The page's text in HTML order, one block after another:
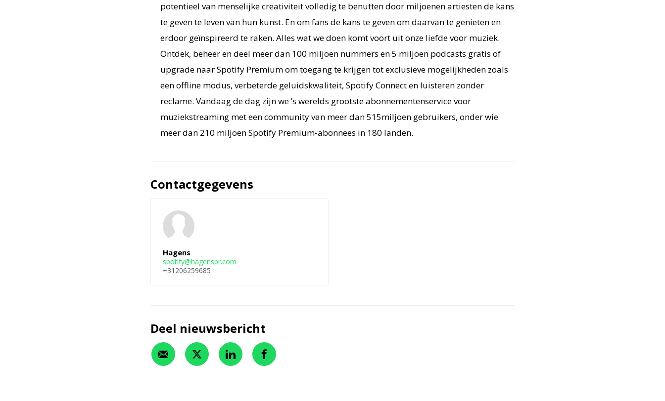
potentieel van menselijke creativiteit volledig te benutten door miljoenen artiesten de kans
te geven te leven van hun kunst. En om fans de kans te geven om daarvan te genieten en
erdoor geïnspireerd te raken. Alles wat we doen komt voort uit onze liefde voor muziek.
Ontdek, beheer en deel meer dan 100 miljoen nummers en 5 miljoen podcasts gratis of
upgrade naar Spotify Premium om toegang te krijgen tot exclusieve mogelijkheden zoals
een offline modus, verbeterde geluidskwaliteit, Spotify Connect en luisteren zonder
reclame. Vandaag de dag zijn we ’s werelds grootste abonnementenservice voor
muziekstreaming met een community van meer dan 515miljoen gebruikers, onder wie
meer dan 210 miljoen Spotify Premium-abonnees in 180 landen.
Contactgegevens
Hagens
spotify@hagenspr.com
+31206259685
Deel nieuwsbericht